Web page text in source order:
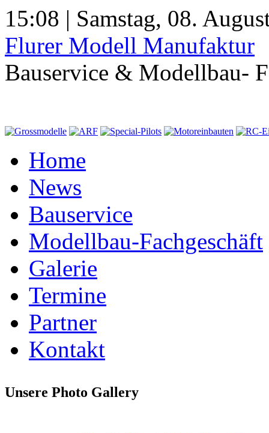
15:08 | Samstag, 08.
Flurer Modell Manufaktur
Bauservice & Modellbau-
Home
News
Bauservice
Modellbau-Fachgeschäft
Galerie
Termine
Partner
Kontakt
Unsere Photo Gallery